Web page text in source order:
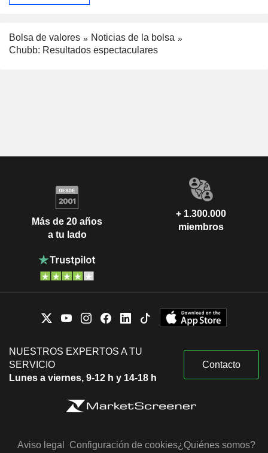
Bolsa de valores
Noticias de la bolsa
Chubb: Resultados espectaculares
Más de 20 años
a tu lado
+ 1.300.000
miembros
NUESTROS EXPERTOS A TU
SERVICIO
Lunes a viernes, 9-12 h y 14-18 h
Contacto
Aviso legal Configuración de cookies¿Quiénes somos?